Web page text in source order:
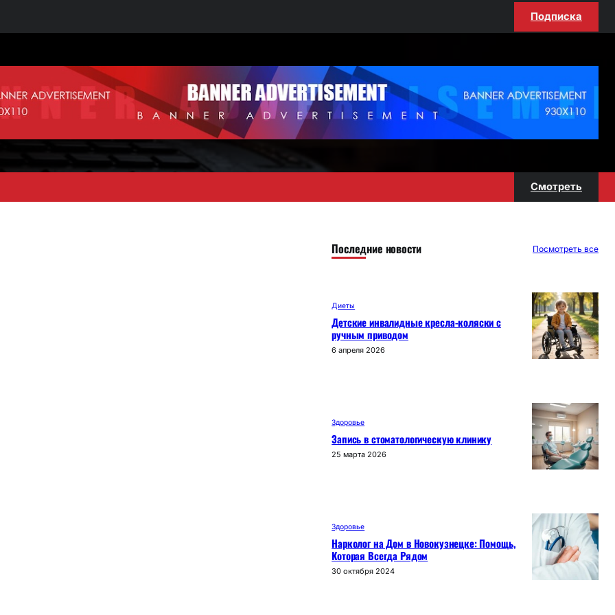
Подписка
Смотреть
Последние новости Посмотреть все
Диеты
Детские инвалидные кресла-коляски с
ручным приводом
6 апреля 2026
Здоровье
Запись в стоматологическую клинику
25 марта 2026
Здоровье
Нарколог на Дом в Новокузнецке: Помощь,
Которая Всегда Рядом
30 октября 2024